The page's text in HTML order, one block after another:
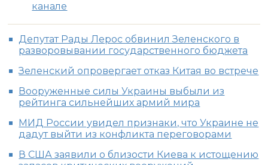
канале
Депутат Рады Лерос обвинил Зеленского в
разворовывании государственного бюджета
Зеленский опровергает отказ Китая во встрече
Вооруженные силы Украины выбыли из
рейтинга сильнейших армий мира
МИД России увидел признаки, что Украине не
дадут выйти из конфликта переговорами
В США заявили о близости Киева к истощению